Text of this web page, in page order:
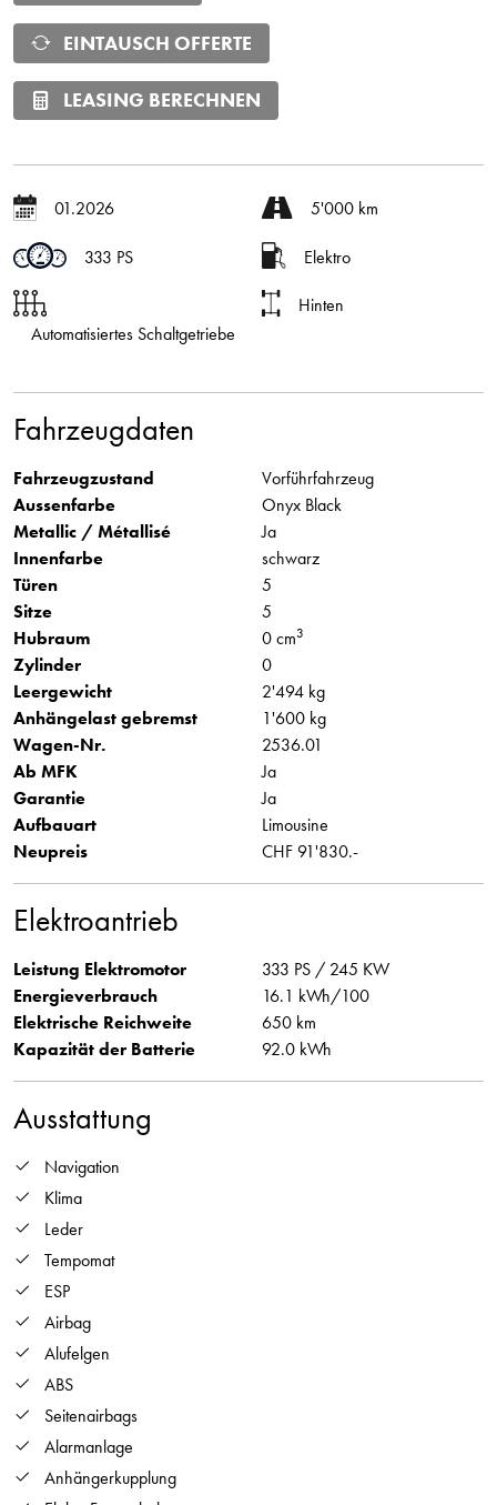
EINTAUSCH OFFERTE
LEASING BERECHNEN
01.2026 5'000 km
333 PS Elektro
Automatisiertes Schaltgetriebe
Hinten
Fahrzeugdaten
Fahrzeugzustand
Vorführfahrzeug
Aussenfarbe
Onyx Black
Metallic / Métallisé
Ja
Innenfarbe
schwarz
Türen
5
Sitze
5
Hubraum
0 cm3
Zylinder
0
Leergewicht
2'494 kg
Anhängelast gebremst
1'600 kg
Wagen-Nr.
2536.01
Ab MFK
Ja
Garantie
Ja
Aufbauart
Limousine
Neupreis
CHF 91'830.-
Elektroantrieb
Leistung Elektromotor
333 PS / 245 KW
Energieverbrauch
16.1 kWh/100
Elektrische Reichweite
650 km
Kapazität der Batterie
92.0 kWh
Ausstattung
Navigation
Klima
Leder
Tempomat
ESP
Airbag
Alufelgen
ABS
Seitenairbags
Alarmanlage
Anhängerkupplung